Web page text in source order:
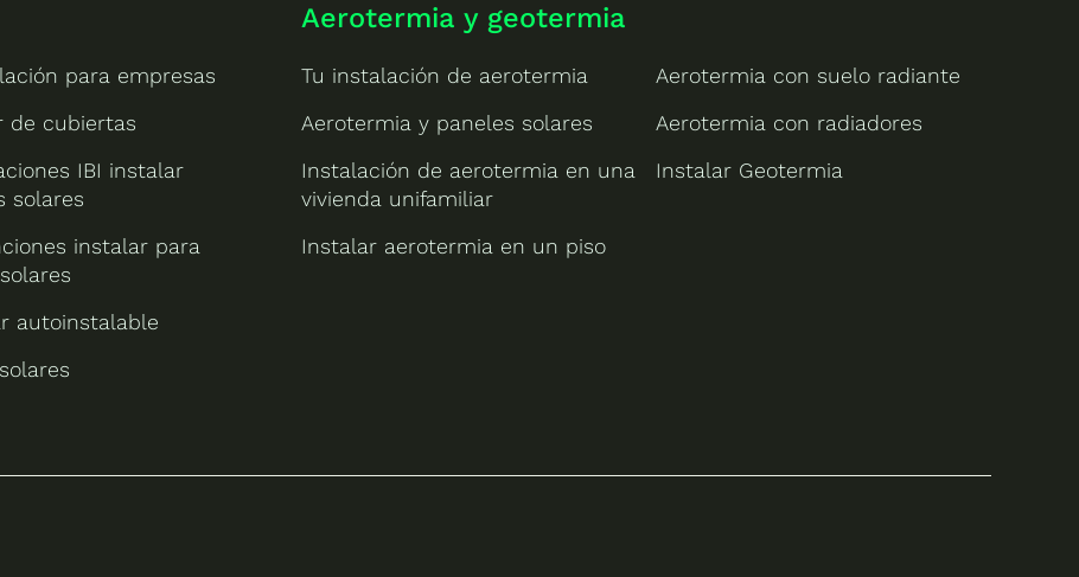
para empresas
de cubiertas
IBI instalar
solares
instalar para
autoinstalable
Aerotermia y geotermia
Tu instalación de aerotermia
Aerotermia y paneles solares
Instalación de aerotermia en una
vivienda unifamiliar
Instalar aerotermia en un piso
Aerotermia con suelo radiante
Aerotermia con radiadores
Instalar Geotermia